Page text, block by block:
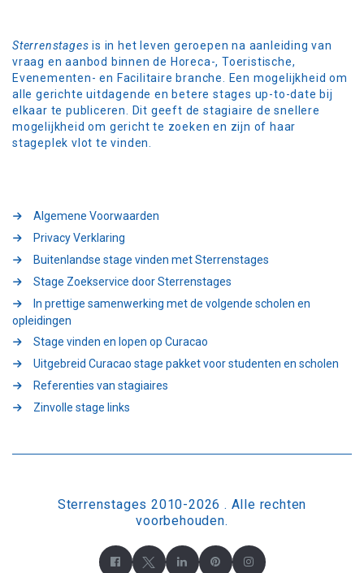
Sterrenstages is in het leven geroepen na aanleiding van
vraag en aanbod binnen de Horeca-, Toeristische,
Evenementen- en Facilitaire branche. Een mogelijkheid om
alle gerichte uitdagende en betere stages up-to-date bij
elkaar te publiceren. Dit geeft de stagiaire de snellere
mogelijkheid om gericht te zoeken en zijn of haar
stageplek vlot te vinden.
Algemene Voorwaarden
Privacy Verklaring
Buitenlandse stage vinden met Sterrenstages
Stage Zoekservice door Sterrenstages
In prettige samenwerking met de volgende scholen en
opleidingen
Stage vinden en lopen op Curacao
Uitgebreid Curacao stage pakket voor studenten en scholen
Referenties van stagiaires
Zinvolle stage links
Sterrenstages 2010-2026 . Alle rechten
voorbehouden.